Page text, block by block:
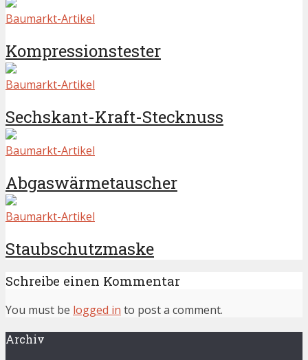
Baumarkt-Artikel
Kompressionstester
Baumarkt-Artikel
Sechskant-Kraft-Stecknuss
Baumarkt-Artikel
Abgaswärmetauscher
Baumarkt-Artikel
Staubschutzmaske
Schreibe einen Kommentar
You must be logged in to post a comment.
Archiv